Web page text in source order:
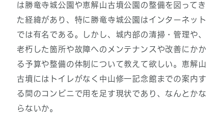
は勝竜寺城公園や恵解山古墳公園の整備を図ってき
た経緯があり、特に勝竜寺城公園はインターネット
では有名である。しかし、城内部の清掃・管理や、
老朽した箇所や故障へのメンテナンスや改善にかか
る予算や整備の体制について教えて欲しい。恵解山
古墳にはトイレがなく中山修一記念館までの案内す
る間のコンビニで用を足す現状であり、なんとかな
らないか。